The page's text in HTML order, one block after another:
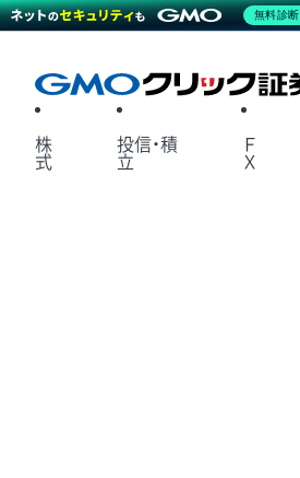
株
式
投信・積
立
Ｆ
Ｘ
無料診断